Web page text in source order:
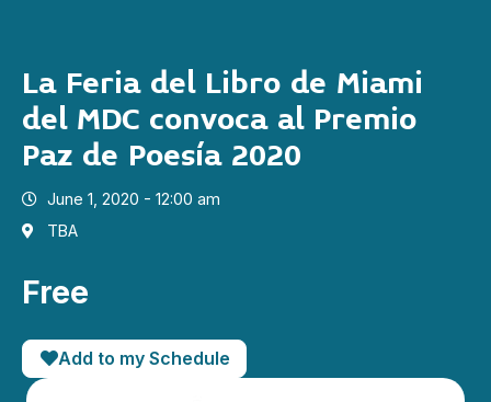
La Feria del Libro de Miami
del MDC convoca al Premio
Paz de Poesía 2020
June 1, 2020 - 12:00 am
TBA
Free
Add to my Schedule